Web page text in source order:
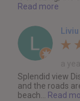
Read more
Splendid view
and the roads
beach... Read